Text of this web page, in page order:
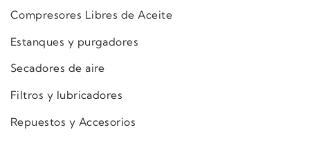
Compresores Libres de Aceite
Estanques y purgadores
Secadores de aire
Filtros y lubricadores
Repuestos y Accesorios